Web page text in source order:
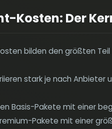
Kosten: Der
bilden den größten Teil
stark je nach
Basis-Pakete mit einer
Pakete mit einer